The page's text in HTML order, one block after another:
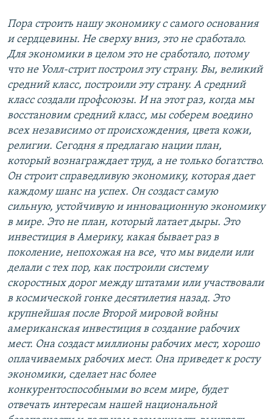
Пора строить нашу экономику с самого основания
и сердцевины. Не сверху вниз, это не сработало.
Для экономики в целом это не сработало, потому
что не Уолл-стрит построил эту страну. Вы, великий
средний класс, построили эту страну. А средний
класс создали профсоюзы. И на этот раз, когда мы
восстановим средний класс, мы соберем воедино
всех независимо от происхождения, цвета кожи,
религии. Сегодня я предлагаю нации план,
который вознаграждает труд, а не только богатство.
Он строит справедливую экономику, которая дает
каждому шанс на успех. Он создаст самую
сильную, устойчивую и инновационную экономику
в мире. Это не план, который латает дыры. Это
инвестиция в Америку, какая бывает раз в
поколение, непохожая на все, что мы видели или
делали с тех пор, как построили систему
скоростных дорог между штатами или участвовали
в космической гонке десятилетия назад. Это
крупнейшая после Второй мировой войны
американская инвестиция в создание рабочих
мест. Она создаст миллионы рабочих мест, хорошо
оплачиваемых рабочих мест. Она приведет к росту
экономики, сделает нас более
конкурентоспособными во всем мире, будет
отвечать интересам нашей национальной